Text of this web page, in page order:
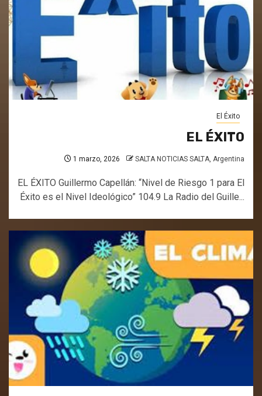
El Éxito
EL ÉXITO
1 marzo, 2026 SALTA NOTICIAS SALTA, Argentina
EL ÉXITO Guillermo Capellán: “Nivel de Riesgo 1 para El
Éxito es el Nivel Ideológico” 104.9 La Radio del Guille...